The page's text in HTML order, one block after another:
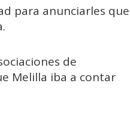
para anunciarles que
de
Melilla iba a contar